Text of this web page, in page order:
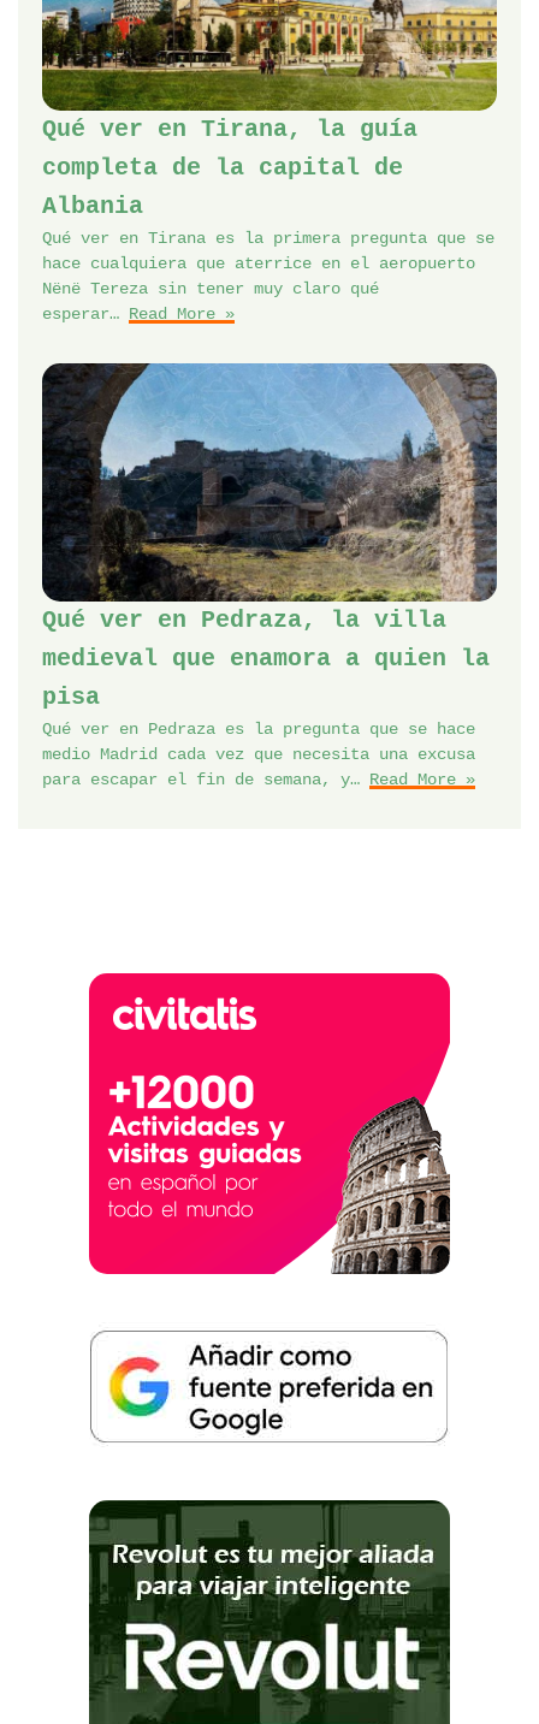
Qué ver en Tirana, la guía
completa de la capital de
Albania
Qué ver en Tirana es la primera pregunta que se
hace cualquiera que aterrice en el aeropuerto
Nënë Tereza sin tener muy claro qué
esperar… Read More »
Qué ver en Pedraza, la villa
medieval que enamora a quien la
pisa
Qué ver en Pedraza es la pregunta que se hace
medio Madrid cada vez que necesita una excusa
para escapar el fin de semana, y… Read More »